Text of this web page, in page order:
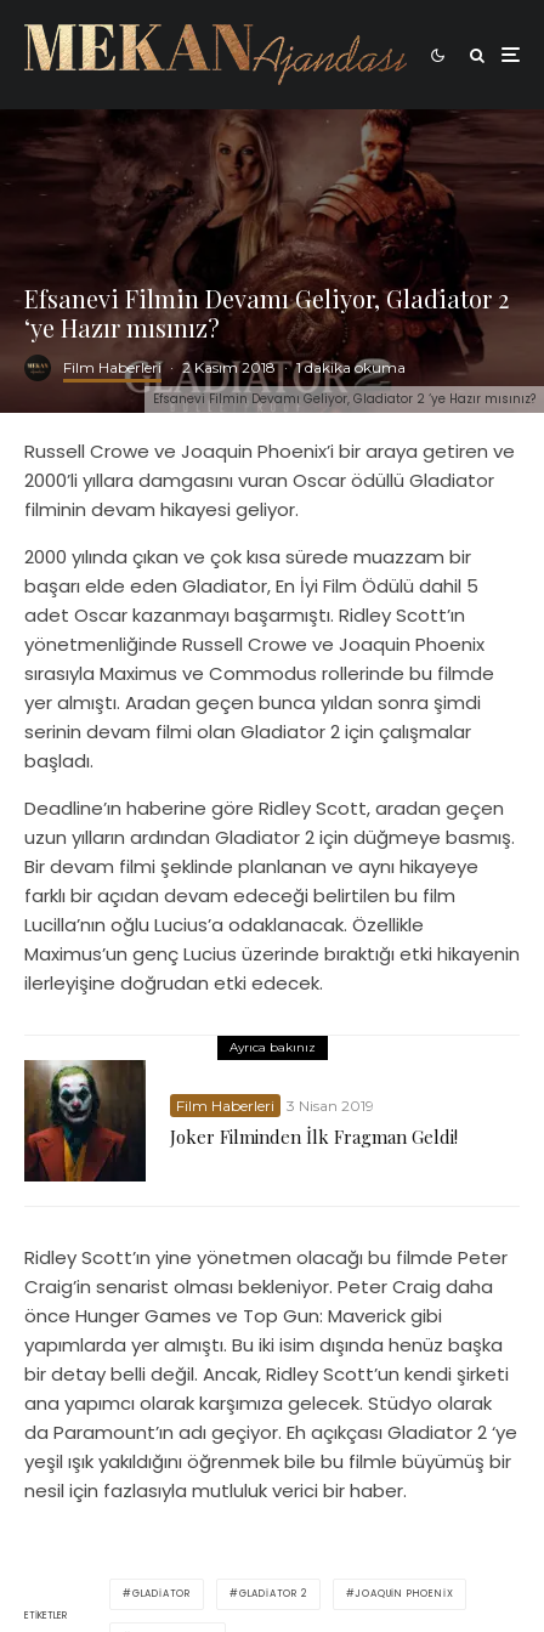
Efsanevi Filmin Devamı Geliyor, Gladiator 2 ‘ye Hazır mısınız?
Efsanevi Filmin Devamı Geliyor, Gladiator 2
‘ye Hazır mısınız?
Film Haberleri · 2 Kasım 2018 · 1 dakika okuma
Russell Crowe ve Joaquin Phoenix’i bir araya getiren ve
2000’li yıllara damgasını vuran Oscar ödüllü Gladiator
filminin devam hikayesi geliyor.
2000 yılında çıkan ve çok kısa sürede muazzam bir
başarı elde eden Gladiator, En İyi Film Ödülü dahil 5
adet Oscar kazanmayı başarmıştı. Ridley Scott’ın
yönetmenliğinde Russell Crowe ve Joaquin Phoenix
sırasıyla Maximus ve Commodus rollerinde bu filmde
yer almıştı. Aradan geçen bunca yıldan sonra şimdi
serinin devam filmi olan Gladiator 2 için çalışmalar
başladı.
Deadline’ın haberine göre Ridley Scott, aradan geçen
uzun yılların ardından Gladiator 2 için düğmeye basmış.
Bir devam filmi şeklinde planlanan ve aynı hikayeye
farklı bir açıdan devam edeceği belirtilen bu film
Lucilla’nın oğlu Lucius’a odaklanacak. Özellikle
Maximus’un genç Lucius üzerinde bıraktığı etki hikayenin
ilerleyişine doğrudan etki edecek.
Ayrıca bakınız
Film Haberleri 3 Nisan 2019
Joker Filminden İlk Fragman Geldi!
Ridley Scott’ın yine yönetmen olacağı bu filmde Peter
Craig’in senarist olması bekleniyor. Peter Craig daha
önce Hunger Games ve Top Gun: Maverick gibi
yapımlarda yer almıştı. Bu iki isim dışında henüz başka
bir detay belli değil. Ancak, Ridley Scott’un kendi şirketi
ana yapımcı olarak karşımıza gelecek. Stüdyo olarak
da Paramount’ın adı geçiyor. Eh açıkçası Gladiator 2 ‘ye
yeşil ışık yakıldığını öğrenmek bile bu filmle büyümüş bir
nesil için fazlasıyla mutluluk verici bir haber.
ETIKETLER
GLADIATOR GLADIATOR 2 JOAQUIN PHOENIX